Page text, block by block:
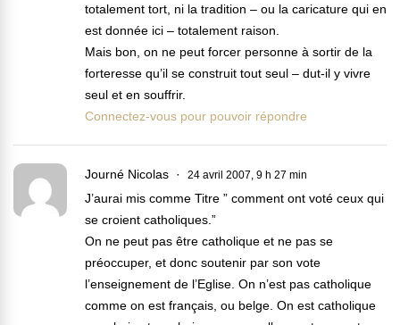
totalement tort, ni la tradition – ou la caricature qui en
est donnée ici – totalement raison.
Mais bon, on ne peut forcer personne à sortir de la
forteresse qu’il se construit tout seul – dut-il y vivre
seul et en souffrir.
Connectez-vous pour pouvoir répondre
Journé Nicolas 24 avril 2007, 9 h 27 min
J’aurai mis comme Titre ” comment ont voté ceux qui
se croient catholiques.”
On ne peut pas être catholique et ne pas se
préoccuper, et donc soutenir par son vote
l’enseignement de l’Eglise. On n’est pas catholique
comme on est français, ou belge. On est catholique